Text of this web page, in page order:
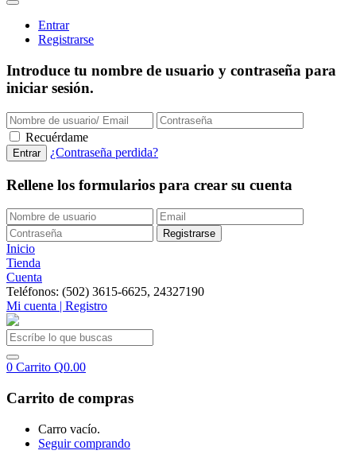
Entrar
Registrarse
Introduce tu nombre de usuario y contraseña para
iniciar sesión.
Recuérdame
¿Contraseña perdida?
Rellene los formularios para crear su cuenta
Inicio
Tienda
Cuenta
Teléfonos: (502) 3615-6625, 24327190
Mi cuenta | Registro
0 Carrito Q0.00
Carrito de compras
Carro vacío.
Seguir comprando